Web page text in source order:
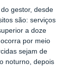
gestor, desde
são: serviços
a doze
por meio
sejam de
noturno, depois